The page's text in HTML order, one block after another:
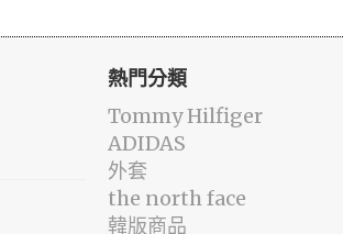
熱門分類
Tommy Hilfiger
ADIDAS
外套
the north face
韓版商品